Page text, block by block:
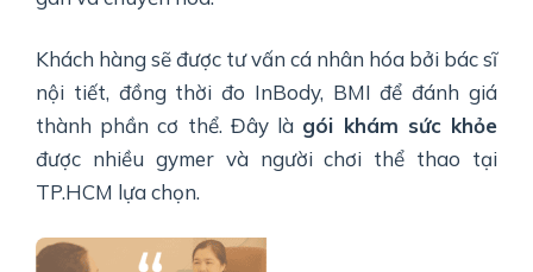
Khách hàng sẽ được tư vấn cá nhân hóa bởi bác sĩ
nội tiết, đồng thời đo InBody, BMI để đánh giá
thành phần cơ thể. Đây là gói khám sức khỏe
được nhiều gymer và người chơi thể thao tại
TP.HCM lựa chọn.